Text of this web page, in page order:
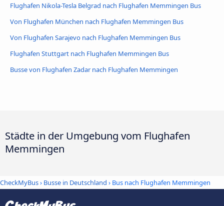
Flughafen Nikola-Tesla Belgrad nach Flughafen Memmingen Bus
Von Flughafen München nach Flughafen Memmingen Bus
Von Flughafen Sarajevo nach Flughafen Memmingen Bus
Flughafen Stuttgart nach Flughafen Memmingen Bus
Busse von Flughafen Zadar nach Flughafen Memmingen
Städte in der Umgebung vom Flughafen
Memmingen
CheckMyBus› Busse in Deutschland › Bus nach Flughafen Memmingen